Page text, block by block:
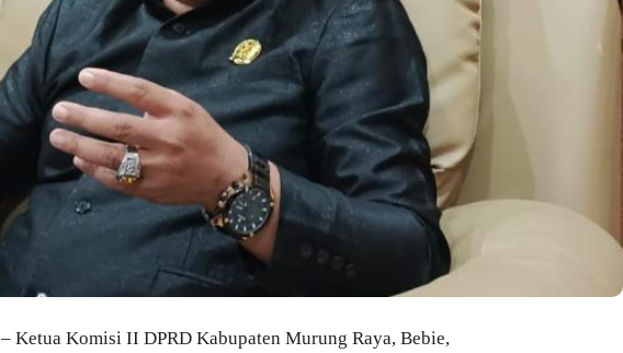
– Ketua Komisi II DPRD Kabupaten Murung Raya, Bebie,